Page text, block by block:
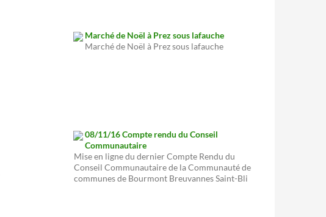
Marché de Noël à Prez sous lafauche
Marché de Noël à Prez sous lafauche
08/11/16 Compte rendu du Conseil
Communautaire
Mise en ligne du dernier Compte Rendu du
Conseil Communautaire de la Communauté de
communes de Bourmont Breuvannes Saint-Bli